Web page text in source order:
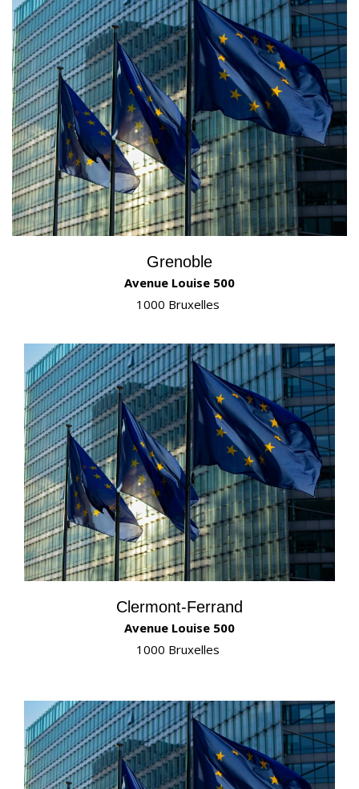
Grenoble
Avenue Louise 500
1000 Bruxelles
Clermont-Ferrand
Avenue Louise 500
1000 Bruxelles